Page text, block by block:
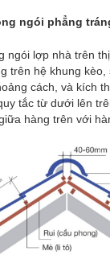
ngói phẳng
ngói lợp nhà trên
trên hệ khung
cách, và kích
tắc từ dưới lên
hàng trên với